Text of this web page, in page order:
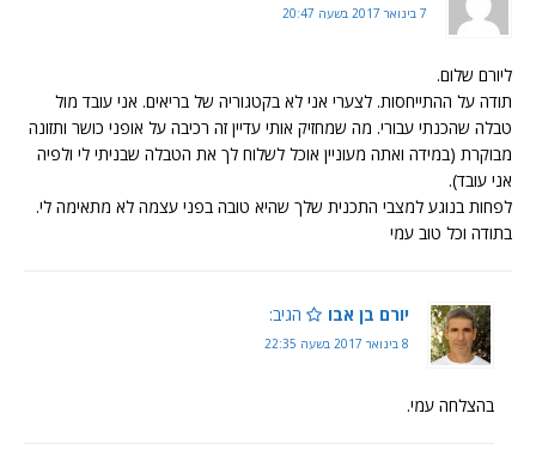
7 בינואר 2017 בשעה 20:47
ליורם שלום.
תודה על ההתייחסות. לצערי אני לא בקטגוריה של בריאים. אני עובד מול
טבלה שהכנתי עבורי. מה שמחזיק אותי עדיין זה רכיבה על אופני כושר ותזונה
מבוקרת (במידה ואתה מעוניין אוכל לשלוח לך את הטבלה שבניתי לי ולפיה
אני עובד).
לפחות בנוגע למצבי התכנית שלך שהיא טובה בפני עצמה לא מתאימה לי.
בתודה וכל טוב עמי
יורם בן אבו הגיב:
8 בינואר 2017 בשעה 22:35
בהצלחה עמי.